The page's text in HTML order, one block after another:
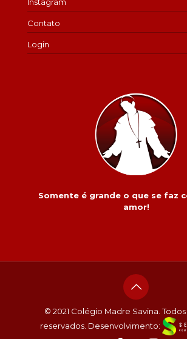
Contato
Login
Somente é grande o que se faz
amor!
© 2021 Colégio Madre Savina.
reservados. Desenvolvimento: